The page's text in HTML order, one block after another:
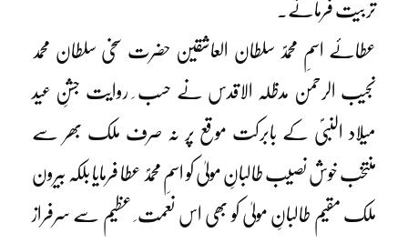
تربیت فرمائے۔
عطائے اسمِ محمدؐ سلطان العاشقین حضرت سخی سلطان محمد
نجیب الرحمن مدظلہ الاقدس نے حسب ِ روایت جشنِ عید
میلاد النبیؐ کے بابرکت موقع پر نہ صرف ملک بھر سے
منتخب خوش نصیب طالبانِ مولیٰ کو اسمِ محمدؐ عطا فرمایا بلکہ بیرون
ملک مقیم طالبانِ مولیٰ کو بھی اس نعمت ِ عظیم سے سرفراز